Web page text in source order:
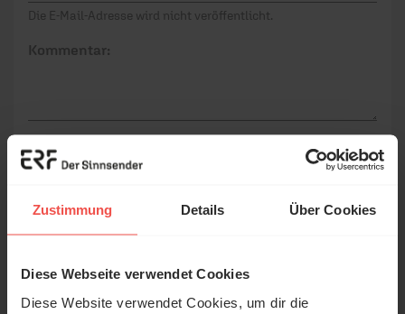
Zustimmung Details Über Cookies
Diese Webseite verwendet Cookies
Diese Website verwendet Cookies, um dir die
Die E-Mail-Adresse wird nicht veröffentlicht.
Kommentar:
Meinen Kommentar nicht öffentlich teilen.
Ich bin damit einverstanden, dass meine Angaben
Verbesserung unseres Online-Angebots
ausgewertet werden. Es erfolgt keine Weitergabe
Datenschutzerklärung.
© Ruth Schneider / ERF